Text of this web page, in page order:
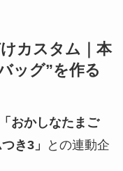
カスタム｜本
ッグ”を作る
「おかしなたまご
き3」
との連動企